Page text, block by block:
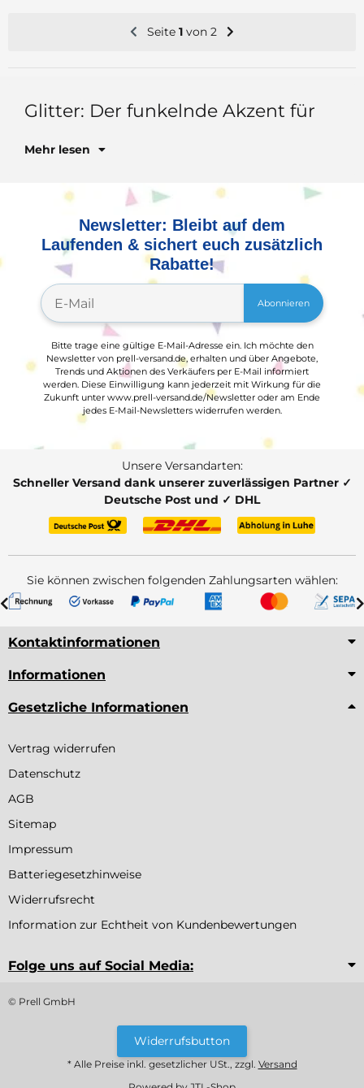
Seite 1 von 2
Mehr lesen
Newsletter: Bleibt auf dem
Laufenden & sichert euch zusätzlich
Rabatte!
Abonnieren
Bitte trage eine gültige E-Mail-Adresse ein. Ich möchte den
Newsletter von prell-versand.de, erhalten und über Angebote,
Trends und Aktionen des Verkäufers per E-Mail informiert
werden. Diese Einwilligung kann jederzeit mit Wirkung für die
Zukunft unter www.prell-versand.de/Newsletter oder am Ende
jedes E-Mail-Newsletters widerrufen werden.
Unsere Versandarten:
Schneller Versand dank unserer zuverlässigen Partner ✓
Deutsche Post und ✓ DHL
Sie können zwischen folgenden Zahlungsarten wählen:
Kontaktinformationen
Informationen
Gesetzliche Informationen
Vertrag widerrufen
Datenschutz
AGB
Sitemap
Impressum
Batteriegesetzhinweise
Widerrufsrecht
Information zur Echtheit von Kundenbewertungen
Folge uns auf Social Media:
© Prell GmbH
Widerrufsbutton
* Alle Preise inkl. gesetzlicher USt., zzgl. Versand